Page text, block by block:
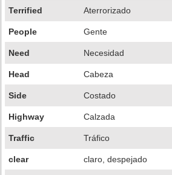
Terrified Aterrorizado
People Gente
Need Necesidad
Head Cabeza
Side Costado
Highway Calzada
Traffic Tráfico
clear claro, despejado